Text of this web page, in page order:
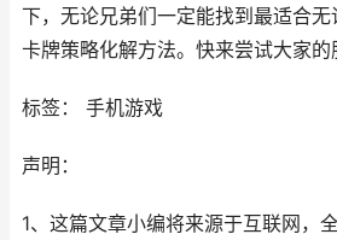
下，无论兄弟们一定能找到最适合
卡牌策略化解方法。快来尝试大家的
标签： 手机游戏
声明：
1、这篇文章小编将来源于互联网，